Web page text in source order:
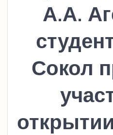
А.А.
Сокол